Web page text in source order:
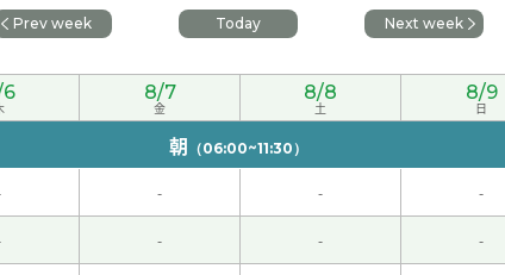
了老师的讲解之后，才发现原来，这篇文章比较容易。
学作品有的时候让我感动。看了这个作品之后我对腊八粥
觉得有点奇怪。你的解释很有帮助。我想明年一定要拿到
Prev week Today Next week
8/7
金
8/8
土
8/9
日
朝 （06:00~11:30）
- - -
- - -